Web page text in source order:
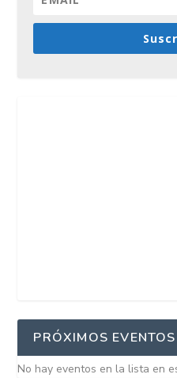
PRÓXIMOS EVENTOS
No hay eventos en la lista en